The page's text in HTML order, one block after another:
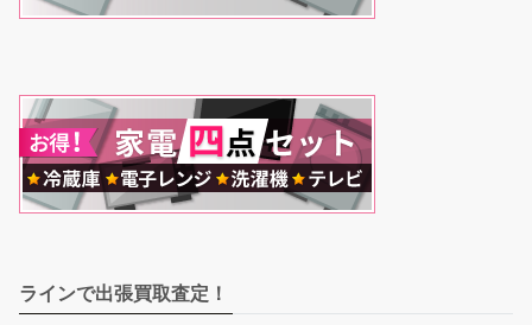
ラインで出張買取査定！